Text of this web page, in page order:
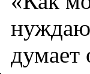
думает